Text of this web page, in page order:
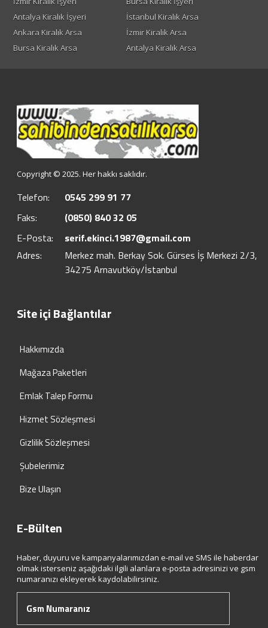
Antalya Kiralık İşyeri
İstanbul Kiralık Arsa
Ankara Kiralık Arsa
İzmir Kiralık Arsa
Bursa Kiralık Arsa
Antalya Kiralık Arsa
Copyright © 2025. Her hakkı saklıdır.
Telefon:
0545 299 91 77
Faks:
(0850) 840 32 05
E-Posta:
serif.ekinci.1987@gmail.com
Adres:
Merkez mah. Berkay Sok. Gürses İş Merkezi 2/3,
34275 Arnavutköy/İstanbul
Site içi Bağlantılar
Hakkımızda
Mağaza Paketleri
Emlak Talep Formu
Hizmet Sözleşmesi
Gizlilik Sözleşmesi
Şubelerimiz
Bize Ulaşın
E-Bülten
Haber, duyuru ve kampanyalarımızdan e-mail ve SMS ile haberdar
olmak isterseniz aşağıdaki ilgili alanlara e-posta adresinizi ve gsm
numaranızı ekleyerek kaydolabilirsiniz.